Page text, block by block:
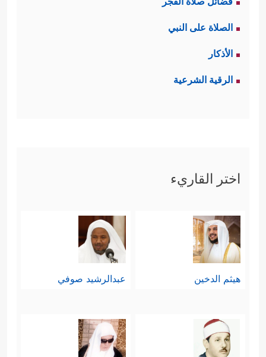
الصلاة على النبي
الأذكار
الرقية الشرعية
اختر القاريء
هيثم الدخين عبدالرشيد صوفي